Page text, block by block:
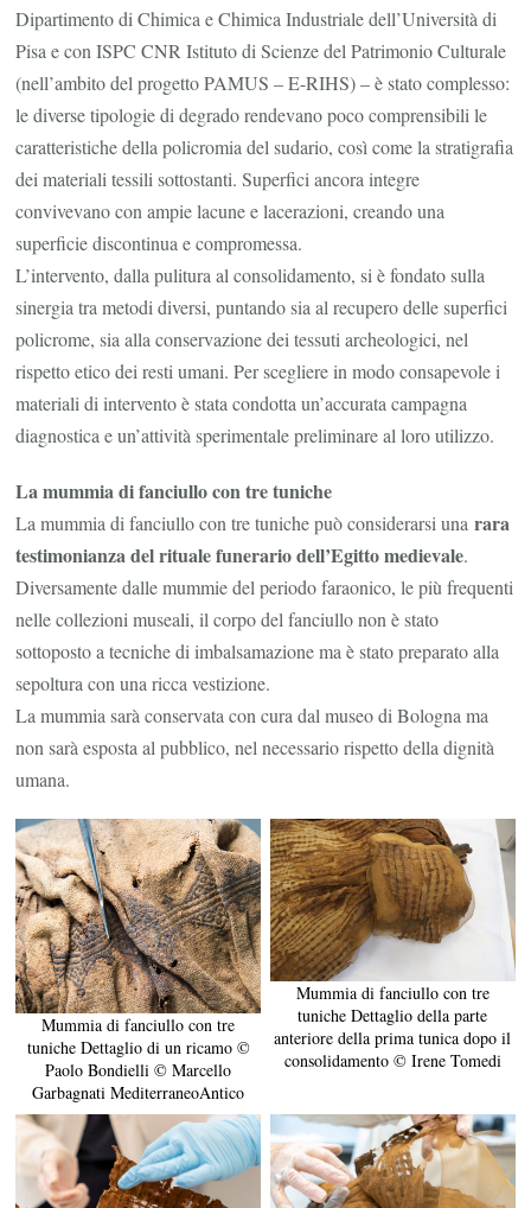
Dipartimento di Chimica e Chimica Industriale dell’Università di
Pisa e con ISPC CNR Istituto di Scienze del Patrimonio Culturale
(nell’ambito del progetto PAMUS – E-RIHS) – è stato complesso:
le diverse tipologie di degrado rendevano poco comprensibili le
caratteristiche della policromia del sudario, così come la stratigrafia
dei materiali tessili sottostanti. Superfici ancora integre
convivevano con ampie lacune e lacerazioni, creando una
superficie discontinua e compromessa.
L’intervento, dalla pulitura al consolidamento, si è fondato sulla
sinergia tra metodi diversi, puntando sia al recupero delle superfici
policrome, sia alla conservazione dei tessuti archeologici, nel
rispetto etico dei resti umani. Per scegliere in modo consapevole i
materiali di intervento è stata condotta un’accurata campagna
diagnostica e un’attività sperimentale preliminare al loro utilizzo.
La mummia di fanciullo con tre tuniche
La mummia di fanciullo con tre tuniche può considerarsi unarara
testimonianza del rituale funerario dell’Egitto medievale.
Diversamente dalle mummie del periodo faraonico, le più frequenti
nelle collezioni museali, il corpo del fanciullo non è stato
sottoposto a tecniche di imbalsamazione ma è stato preparato alla
sepoltura con una ricca vestizione.
La mummia sarà conservata con cura dal museo di Bologna ma
non sarà esposta al pubblico, nel necessario rispetto della dignità
umana.
Mummia di fanciullo con tre
tuniche Dettaglio di un ricamo ©
Paolo Bondielli © Marcello
Garbagnati MediterraneoAntico
Mummia di fanciullo con tre
tuniche Dettaglio della parte
anteriore della prima tunica dopo il
consolidamento © Irene Tomedi